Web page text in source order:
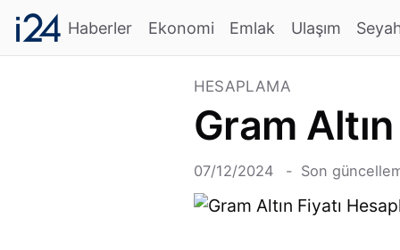
Haberler Ekonomi Emlak Ulaşım
HESAPLAMA
Gram
07/12/2024 Son